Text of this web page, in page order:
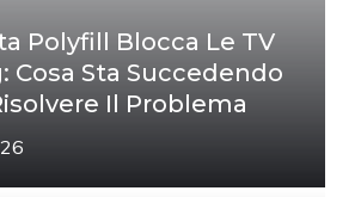
Polyfill Blocca Le TV
Cosa Sta Succedendo
Il Problema